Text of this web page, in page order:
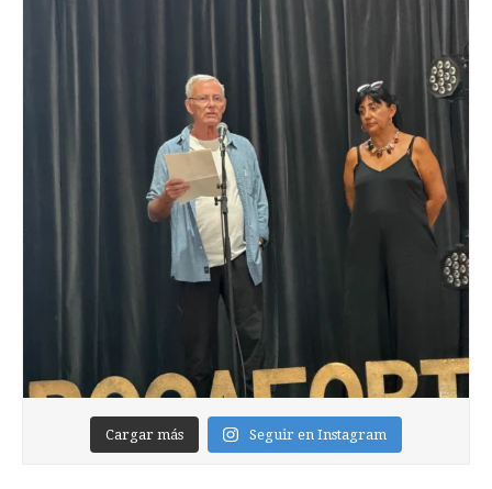
Cargar más Seguir en Instagram